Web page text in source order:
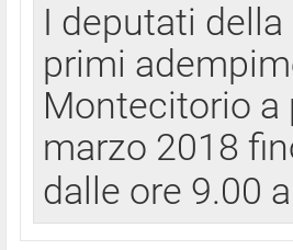
I deputati
primi
Montecitorio a
marzo 2018
dalle ore 9.00